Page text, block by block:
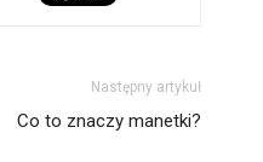
Następny artykuł
Co to znaczy manetki?